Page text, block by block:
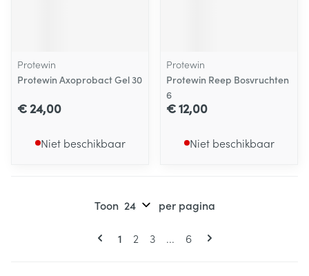
Protewin
Protewin Axoprobact Gel 30
€ 24,00
Niet beschikbaar
Protewin
Protewin Reep Bosvruchten
6
€ 12,00
Niet beschikbaar
Pagina's
U lees momenteel pagina
1 Pagina
2 Pagina
3 ... Pagina
6
Toon per pagina